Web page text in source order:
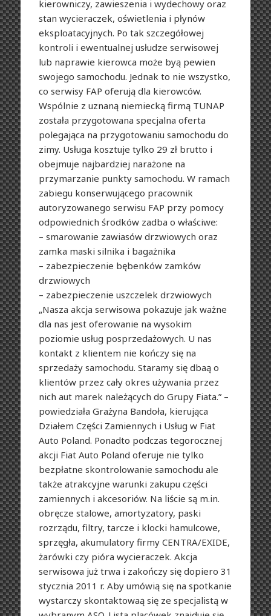
kierowniczy, zawieszenia i wydechowy oraz
stan wycieraczek, oświetlenia i płynów
eksploatacyjnych. Po tak szczegółowej
kontroli i ewentualnej usłudze serwisowej
lub naprawie kierowca może byą pewien
swojego samochodu. Jednak to nie wszystko,
co serwisy FAP oferują dla kierowców.
Wspólnie z uznaną niemiecką firmą TUNAP
została przygotowana specjalna oferta
polegająca na przygotowaniu samochodu do
zimy. Usługa kosztuje tylko 29 zł brutto i
obejmuje najbardziej narażone na
przymarzanie punkty samochodu. W ramach
zabiegu konserwującego pracownik
autoryzowanego serwisu FAP przy pomocy
odpowiednich środków zadba o właściwe:
– smarowanie zawiasów drzwiowych oraz
zamka maski silnika i bagażnika
– zabezpieczenie bębenków zamków
drzwiowych
– zabezpieczenie uszczelek drzwiowych
„Nasza akcja serwisowa pokazuje jak ważne
dla nas jest oferowanie na wysokim
poziomie usług posprzedażowych. U nas
kontakt z klientem nie kończy się na
sprzedaży samochodu. Staramy się dbaą o
klientów przez cały okres używania przez
nich aut marek należących do Grupy Fiata.” –
powiedziała Grażyna Bandoła, kierująca
Działem Części Zamiennych i Usług w Fiat
Auto Poland. Ponadto podczas tegorocznej
akcji Fiat Auto Poland oferuje nie tylko
bezpłatne skontrolowanie samochodu ale
także atrakcyjne warunki zakupu części
zamiennych i akcesoriów. Na liście są m.in.
obręcze stalowe, amortyzatory, paski
rozrządu, filtry, tarcze i klocki hamulcowe,
sprzęgła, akumulatory firmy CENTRA/EXIDE,
żarówki czy pióra wycieraczek. Akcja
serwisowa już trwa i zakończy się dopiero 31
stycznia 2011 r. Aby umówią się na spotkanie
wystarczy skontaktowaą się ze specjalistą w